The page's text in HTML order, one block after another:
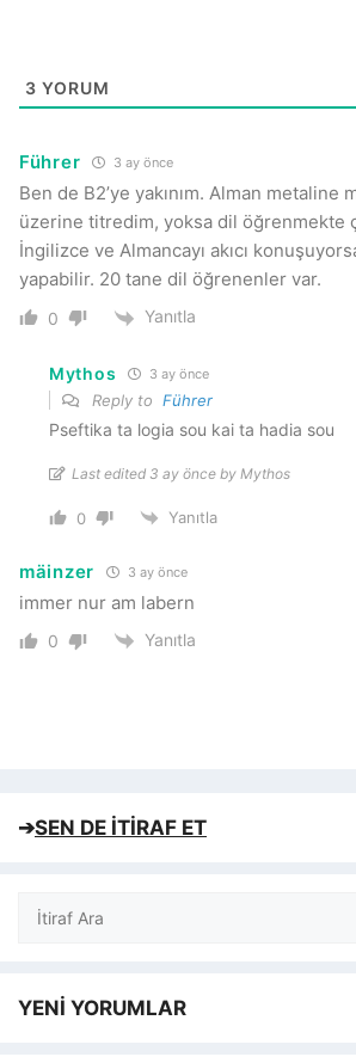
3 YORUM
Führer 3 ay önce
Ben de B2’ye yakınım. Alman metaline
üzerine titredim, yoksa dil öğrenmekte
İngilizce ve Almancayı akıcı
yapabilir. 20 tane dil öğrenenler var.
0 Yanıtla
Mythos 3 ay önce
Reply to Führer
Pseftika ta logia sou kai ta hadia sou
Last edited 3 ay önce by Mythos
0 Yanıtla
mäinzer 3 ay önce
immer nur am labern
0 Yanıtla
➔SEN DE İTİRAF ET
Ara
YENİ YORUMLAR